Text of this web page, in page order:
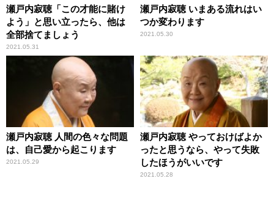
瀬戸内寂聴「この才能に賭け
よう」と思い立ったら、他は
全部捨てましょう
2021.05.31
瀬戸内寂聴 いまある流れはい
つか変わります
2021.05.30
瀬戸内寂聴 人間の色々な問題
は、自己愛から起こります
2021.05.29
瀬戸内寂聴 やっておけばよか
ったと思うなら、やって失敗
したほうがいいです
2021.05.28